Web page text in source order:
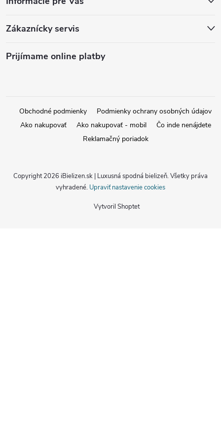
Zákaznícky servis
Prijímame online platby
Obchodné podmienky
Podmienky ochrany osobných údajov
Ako nakupovať
Ako nakupovať - mobil
Čo inde nenájdete
Reklamačný poriadok
Vytvoril Shoptet
Copyright 2026 iBielizen.sk | Luxusná spodná bielizeň. Všetky práva
vyhradené. Upraviť nastavenie cookies